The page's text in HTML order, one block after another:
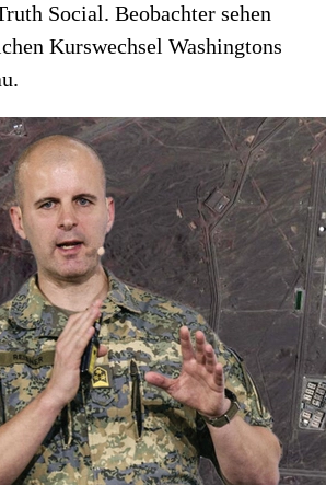
Social. Beobachter sehen
Kurswechsel Washingtons